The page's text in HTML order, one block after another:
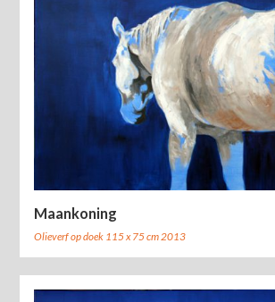
Maankoning
Olieverf op doek 115 x 75 cm 2013